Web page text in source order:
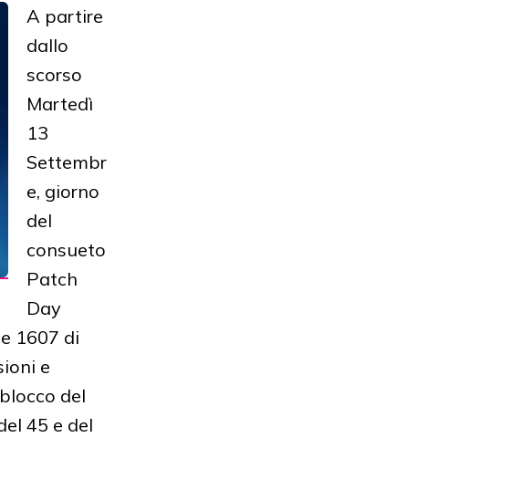
A partire
dallo
scorso
Martedì
13
Settembr
e, giorno
del
consueto
Patch
Day
1607 di
e
del
45 e del